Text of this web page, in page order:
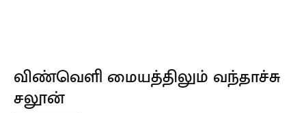
விண்வெளி மையத்திலும் வந்தாச்சு
சலூன்